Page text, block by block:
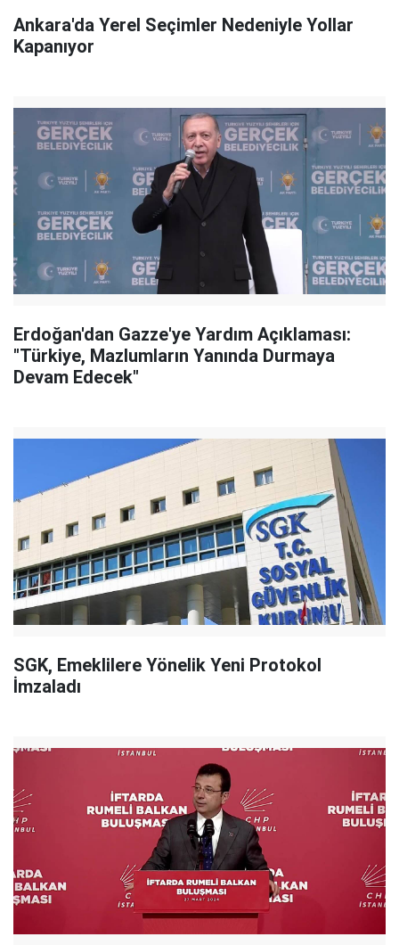
Ankara'da Yerel Seçimler Nedeniyle Yollar
Kapanıyor
Erdoğan'dan Gazze'ye Yardım Açıklaması:
"Türkiye, Mazlumların Yanında Durmaya
Devam Edecek"
SGK, Emeklilere Yönelik Yeni Protokol
İmzaladı